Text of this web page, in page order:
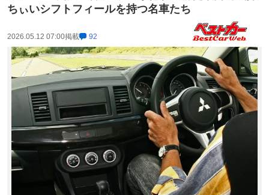
ちぃいシフトフィールを持つ名車たち
2026.05.12 07:00掲載 92